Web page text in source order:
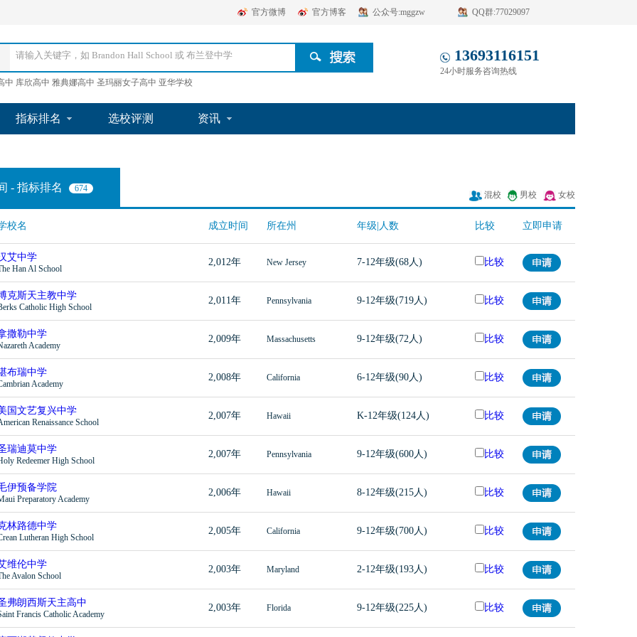
官方微博 官方博客 公众号:mggzw QQ群:77029097
中 库欣高中 雅典娜高中 圣玛丽女子高中 亚华学校
13693116151
24小时服务咨询热线
指标排名 选校评测 资讯
- 指标排名 674
混校 男校 女校
校名 成立时间 所在州 年级|人数 比较 立即申请
艾中学
Han Al School
2,012年 New Jersey 7-12年级(68人) 比较
克斯天主教中学
Catholic High School
2,011年 Pennsylvania 9-12年级(719人) 比较
撒勒中学
Academy
2,009年 Massachusetts 9-12年级(72人) 比较
布瑞中学
Academy
2,008年 California 6-12年级(90人) 比较
国文艺复兴中学
Renaissance School
2,007年 Hawaii K-12年级(124人) 比较
瑞迪莫中学
Redeemer High School
2,007年 Pennsylvania 9-12年级(600人) 比较
伊预备学院
Preparatory Academy
2,006年 Hawaii 8-12年级(215人) 比较
林路德中学
Lutheran High School
2,005年 California 9-12年级(700人) 比较
维伦中学
Avalon School
2,003年 Maryland 2-12年级(193人) 比较
弗朗西斯天主高中
Francis Catholic Academy
2,003年 Florida 9-12年级(225人) 比较